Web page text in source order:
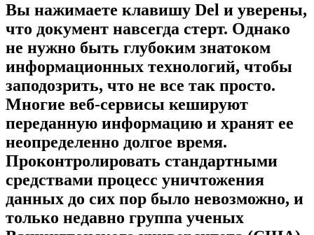
Вы нажимаете клавишу Del и уверены,
что документ навсегда стерт. Однако
не нужно быть глубоким знатоком
информационных технологий, чтобы
заподозрить, что не все так просто.
Многие веб-сервисы кешируют
переданную информацию и хранят ее
неопределенно долгое время.
Проконтролировать стандартными
средствами процесс уничтожения
данных до сих пор было невозможно, и
только недавно группа ученых